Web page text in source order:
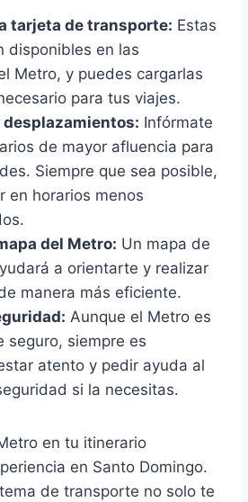
tarjeta de transporte: Estas
disponibles en las
Metro, y puedes cargarlas
para tus viajes.
Infórmate
de mayor afluencia para
Siempre que sea posible,
en horarios menos
del Metro: Un mapa de
a orientarte y realizar
manera más eficiente.
Aunque el Metro es
seguro, siempre es
atento y pedir ayuda al
si la necesitas.
en tu itinerario
en Santo Domingo.
de transporte no solo te